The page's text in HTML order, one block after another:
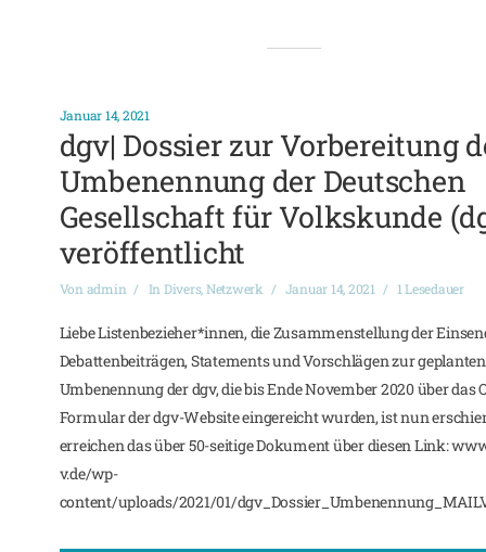
Januar 14, 2021
dgv| Dossier zur Vorbereitung
Umbenennung der Deutschen
Gesellschaft für Volkskunde
veröffentlicht
Von admin In Divers,Netzwerk Januar 14, 2021 1 Lesedauer
Liebe Listenbezieher*innen, die Zusammenstellung der
Debattenbeiträgen, Statements und Vorschlägen zur geplanten
Umbenennung der dgv, die bis Ende November 2020 über das
Formular der dgv-Website eingereicht wurden, ist nun
erreichen das über 50-seitige Dokument über diesen Link:
v.de/wp-
content/uploads/2021/01/